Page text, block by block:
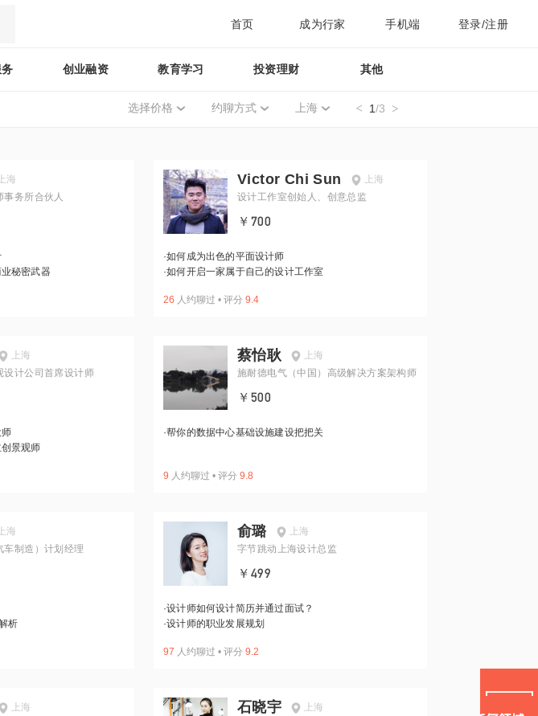
首页 成为行家 手机端 登录/注册
创业融资 教育学习 投资理财 其他
选择价格 约聊方式 上海 1/3
上海
事务所合伙人
秘密武器
Victor Chi Sun
上海
设计工作室创始人、创意总监
￥700
·如何成为出色的平面设计师
·如何开启一家属于自己的设计工作室
26 人约聊过 • 评分 9.4
上海
设计公司首席设计师
景观师
蔡怡耿
上海
施耐德电气（中国）高级解决方案架构师
￥500
·帮你的数据中心基础设施建设把把关
9 人约聊过 • 评分 9.8
上海
车制造）计划经理
析
俞璐
上海
字节跳动上海设计总监
￥499
·设计师如何设计简历并通过面试？
·设计师的职业发展规划
97 人约聊过 • 评分 9.2
上海
石晓宇
上海